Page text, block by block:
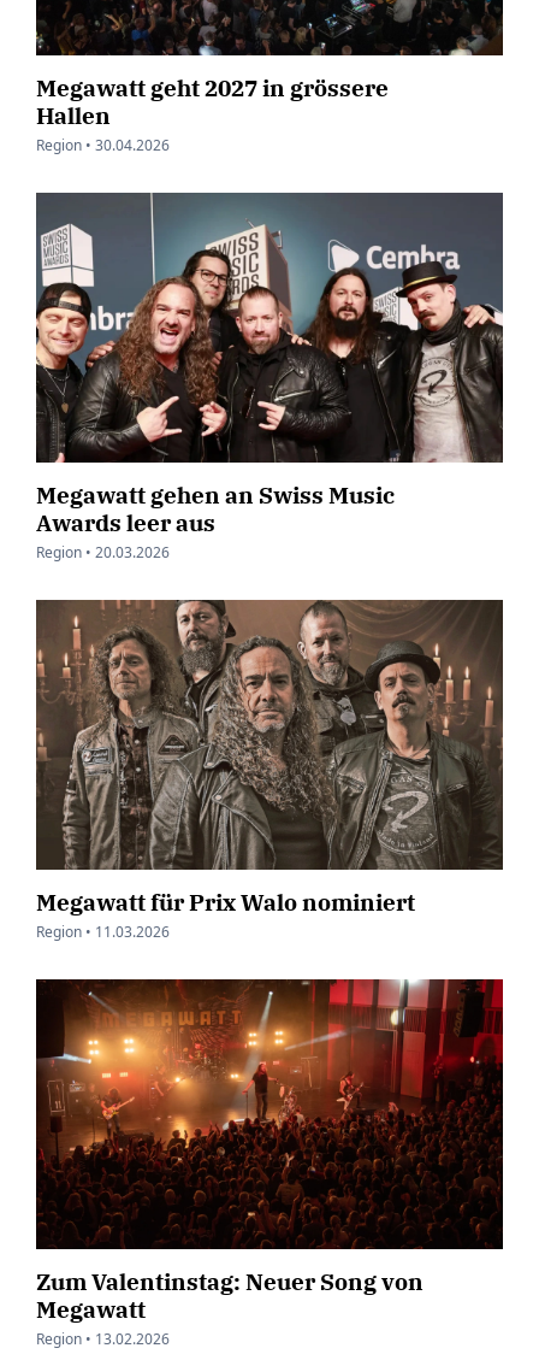
Megawatt geht 2027 in grössere
Hallen
Region • 30.04.2026
Megawatt gehen an Swiss Music
Awards leer aus
Region • 20.03.2026
Megawatt für Prix Walo nominiert
Region • 11.03.2026
Zum Valentinstag: Neuer Song von
Megawatt
Region • 13.02.2026